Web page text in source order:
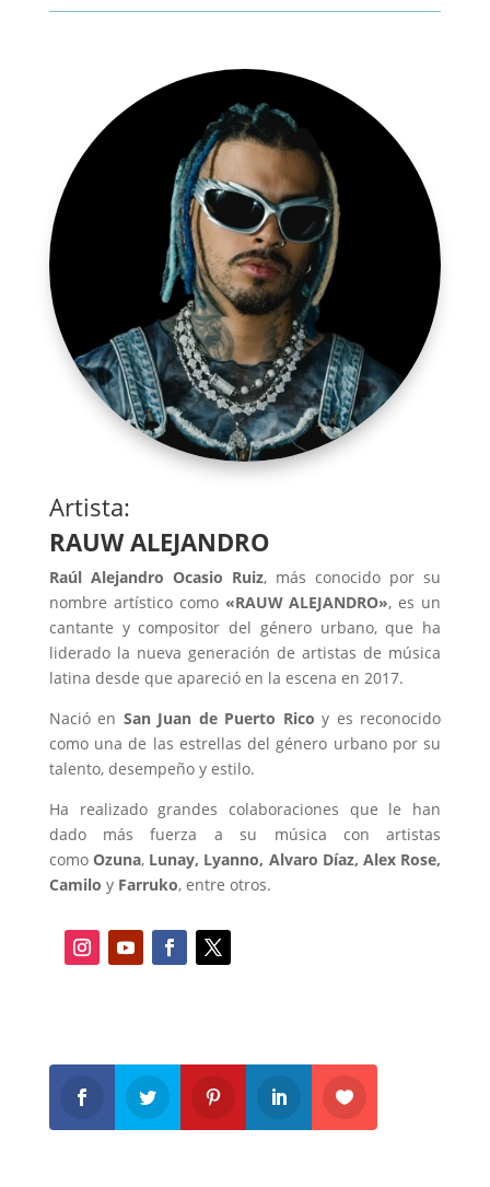
Artista:
RAUW ALEJANDRO
Raúl Alejandro Ocasio Ruiz, más conocido por su
nombre artístico como «RAUW ALEJANDRO», es un
cantante y compositor del género urbano, que ha
liderado la nueva generación de artistas de música
latina desde que apareció en la escena en 2017.
Nació en San Juan de Puerto Rico y es reconocido
como una de las estrellas del género urbano por su
talento, desempeño y estilo.
Ha realizado grandes colaboraciones que le han
dado más fuerza a su música con artistas
como Ozuna, Lunay, Lyanno, Alvaro Díaz, Alex Rose,
Camilo y Farruko, entre otros.